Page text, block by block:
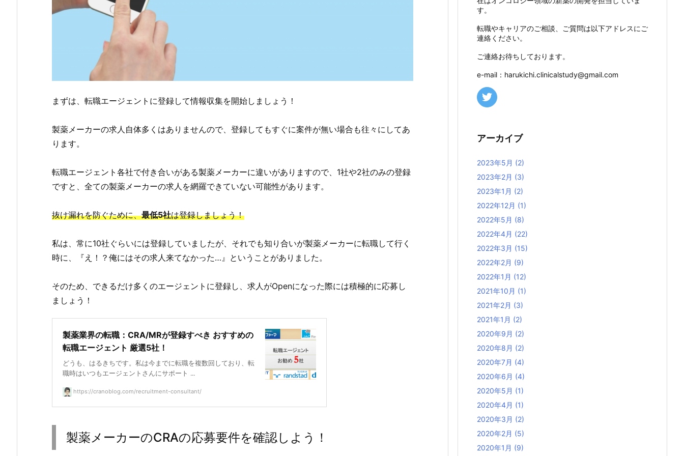
まずは、転職エージェントに登録して情報収集を開始しましょう！
製薬メーカーの求人自体多くはありませんので、登録してもすぐに案件が無い場合も往々にしてあ
ります。
転職エージェント各社で付き合いがある製薬メーカーに違いがありますので、1社や2社のみの登録
ですと、全ての製薬メーカーの求人を網羅できていない可能性があります。
抜け漏れを防ぐために、最低5社は登録しましょう！
私は、常に10社ぐらいには登録していましたが、それでも知り合いが製薬メーカーに転職して行く
時に、『え！？俺にはその求人来てなかった…』ということがありました。
そのため、できるだけ多くのエージェントに登録し、求人がOpenになった際には積極的に応募し
ましょう！
製薬業界の転職：CRA/MRが登録すべき おすすめの
転職エージェント 厳選5社！
どうも、はるきちです。私は今までに転職を複数回しており、転
職時はいつもエージェントさんにサポート ...
https://cranoblog.com/recruitment-consultant/
製薬メーカーのCRAの応募要件を確認しよう！
す。
転職やキャリアのご相談、ご質問は以下アドレスにご
連絡ください。
ご連絡お待ちしております。
e-mail：harukichi.clinicalstudy@gmail.com
アーカイブ
2023年5月 (2)
2023年2月 (3)
2023年1月 (2)
2022年12月 (1)
2022年5月 (8)
2022年4月 (22)
2022年3月 (15)
2022年2月 (9)
2022年1月 (12)
2021年10月 (1)
2021年2月 (3)
2021年1月 (2)
2020年9月 (2)
2020年8月 (2)
2020年7月 (4)
2020年6月 (4)
2020年5月 (1)
2020年4月 (1)
2020年3月 (2)
2020年2月 (5)
2020年1月 (9)